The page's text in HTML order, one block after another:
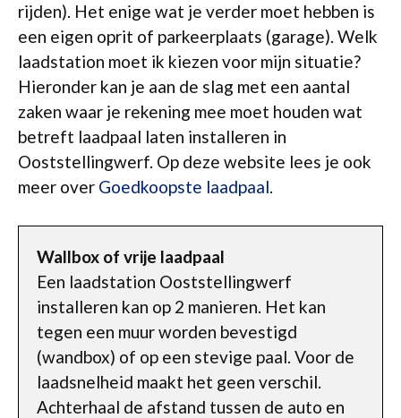
rijden). Het enige wat je verder moet hebben is
een eigen oprit of parkeerplaats (garage). Welk
laadstation moet ik kiezen voor mijn situatie?
Hieronder kan je aan de slag met een aantal
zaken waar je rekening mee moet houden wat
betreft laadpaal laten installeren in
Ooststellingwerf. Op deze website lees je ook
meer over Goedkoopste laadpaal.
Wallbox of vrije laadpaal
Een laadstation Ooststellingwerf
installeren kan op 2 manieren. Het kan
tegen een muur worden bevestigd
(wandbox) of op een stevige paal. Voor de
laadsnelheid maakt het geen verschil.
Achterhaal de afstand tussen de auto en